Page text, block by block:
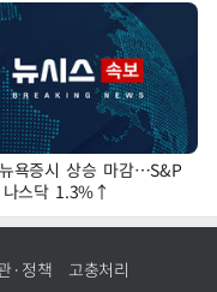
욕증시 상승 마감…S&P
스닥 1.3%↑
·정책 고충처리